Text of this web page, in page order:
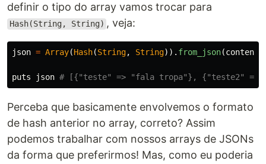
definir o tipo do array vamos trocar para
Hash(String, String) , veja:
json = Array(Hash(String, String)). from_json(content
puts json # [{"teste" => "fala tropa"}, {"teste2" =>
Perceba que basicamente envolvemos o formato
de hash anterior no array, correto? Assim
podemos trabalhar com nossos arrays de JSONs
da forma que preferirmos! Mas, como eu poderia